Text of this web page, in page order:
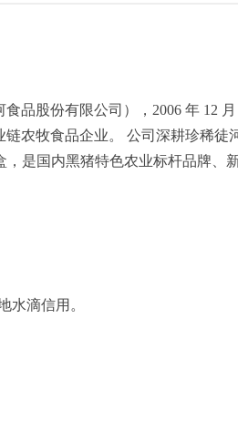
股份有限公司），2006 年 12
农牧食品企业。 公司深耕珍稀
是国内黑猪特色农业标杆品牌、
水滴信用。